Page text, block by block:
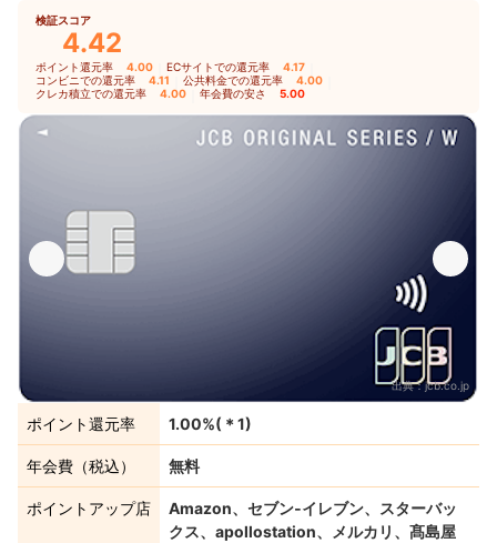
検証スコア
4.42
ポイント還元率 4.00 ECサイトでの還元率 4.17
コンビニでの還元率 4.11 公共料金での還元率 4.00
クレカ積立での還元率 4.00 年会費の安さ 5.00
出典：jcb.co.jp
ポイント還元率 1.00%(＊1)
年会費（税込） 無料
ポイントアップ店
Amazon、セブン‐イレブン、スターバッ
クス、apollostation、メルカリ、髙島屋